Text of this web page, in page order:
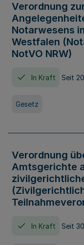
Verordnung
Notarwesens
Westfalen
NotVO NRW)
In Kraft Seit
Gesetz
Verordnung
Amtsgerichte
In Kraft Seit